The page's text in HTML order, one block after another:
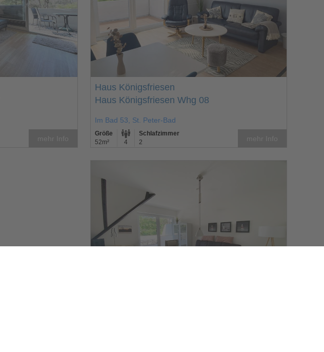
Haus Königsfriesen
Haus Königsfriesen Whg 08
Im Bad 53, St. Peter-Bad
Größe
52m²
4
Schlafzimmer
2